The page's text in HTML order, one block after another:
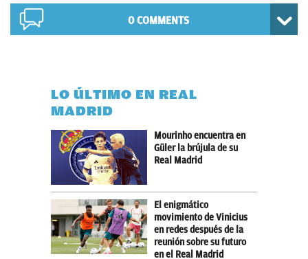
0 COMMENTS
LO ÚLTIMO EN REAL
MADRID
Mourinho encuentra en
Güler la brújula de su
Real Madrid
El enigmático
movimiento de Vinicius
en redes después de la
reunión sobre su futuro
en el Real Madrid